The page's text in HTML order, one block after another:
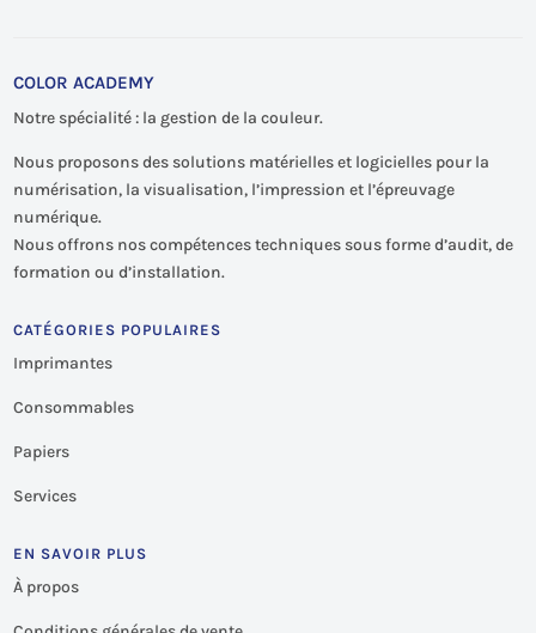
COLOR ACADEMY
Notre spécialité : la gestion de la couleur.
Nous proposons des solutions matérielles et logicielles pour la
numérisation, la visualisation, l’impression et l’épreuvage
numérique.
Nous offrons nos compétences techniques sous forme d’audit, de
formation ou d’installation.
CATÉGORIES POPULAIRES
Imprimantes
Consommables
Papiers
Services
EN SAVOIR PLUS
À propos